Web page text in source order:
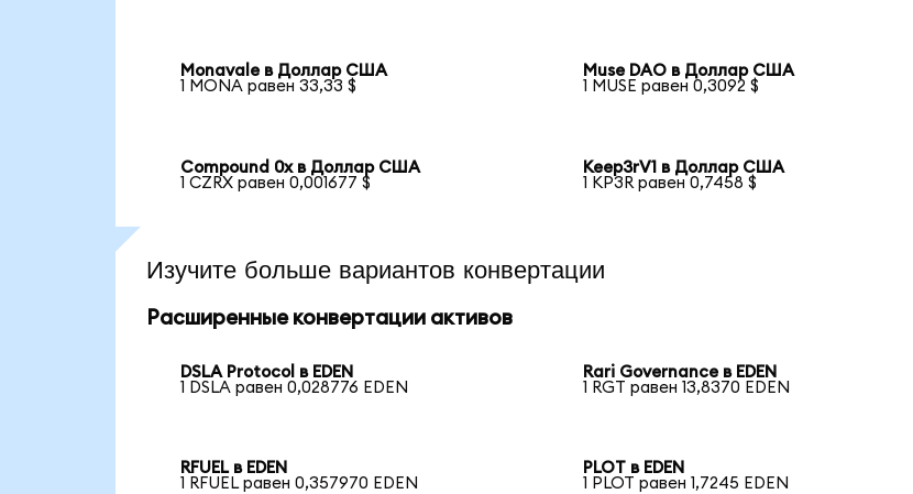
Monavale в Доллар США
1 MONA равен 33,33 $
Muse DAO в Доллар США
1 MUSE равен 0,3092 $
Compound 0x в Доллар США
1 CZRX равен 0,001677 $
Keep3rV1 в Доллар США
1 KP3R равен 0,7458 $
Изучите больше вариантов конвертации
Расширенные конвертации активов
DSLA Protocol в EDEN
1 DSLA равен 0,028776 EDEN
Rari Governance в EDEN
1 RGT равен 13,8370 EDEN
RFUEL в EDEN
1 RFUEL равен 0,357970 EDEN
PLOT в EDEN
1 PLOT равен 1,7245 EDEN